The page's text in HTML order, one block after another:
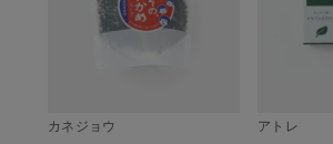
カネジョウ
アトレ